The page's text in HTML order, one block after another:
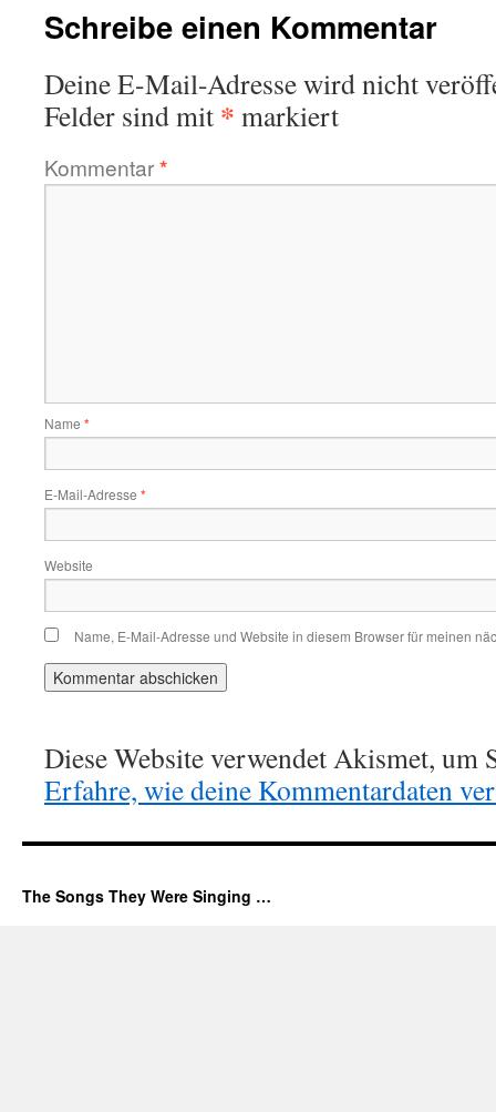
Schreibe einen Kommentar
Deine E-Mail-Adresse wird nicht
Felder sind mit * markiert
Kommentar*
Name *
E-Mail-Adresse *
Website
Name, E-Mail-Adresse und Website in diesem Browser für meinen
Diese Website verwendet Akismet, um
Erfahre, wie deine Kommentardaten
The Songs They Were Singing …